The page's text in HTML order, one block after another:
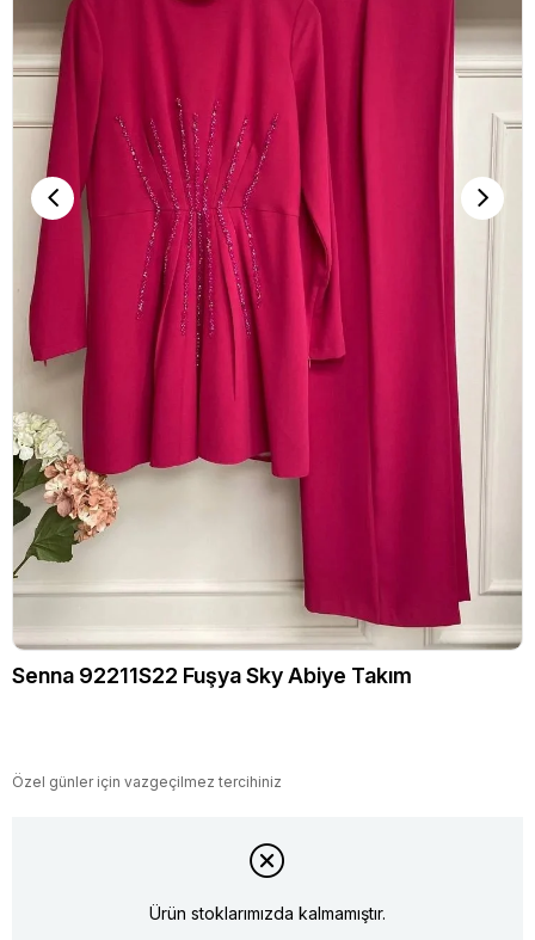
Senna 92211S22 Fuşya Sky Abiye Takım
Özel günler için vazgeçilmez tercihiniz
Ürün stoklarımızda kalmamıştır.